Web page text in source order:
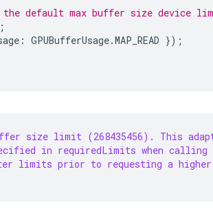
the default max buffer size device
;
: GPUBufferUsage.MAP_READ });
size limit (268435456). This
in requiredLimits when
limits prior to requesting a